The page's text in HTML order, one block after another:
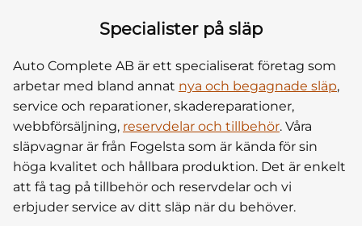
Specialister på släp
Auto Complete AB är ett specialiserat företag som
arbetar med bland annat nya och begagnade släp,
service och reparationer, skadereparationer,
webbförsäljning, reservdelar och tillbehör. Våra
släpvagnar är från Fogelsta som är kända för sin
höga kvalitet och hållbara produktion. Det är enkelt
att få tag på tillbehör och reservdelar och vi
erbjuder service av ditt släp när du behöver.